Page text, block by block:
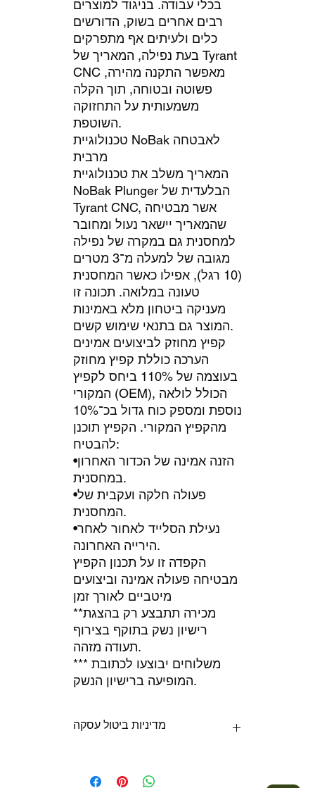
בכלי עבודה. בניגוד למוצרים
רבים אחרים בשוק, הדורשים
כלים ולעיתים אף מתפרקים
בעת נפילה, המאריך של Tyrant
CNC מאפשר התקנה מהירה,
פשוטה ובטוחה, תוך הקלה
משמעותית על התחזוקה
השוטפת.
טכנולוגיית NoBak לאבטחה
מרבית
המאריך משלב את טכנולוגיית
NoBak Plunger הבלעדית של
Tyrant CNC, אשר מבטיחה
שהמאריך יישאר נעול ומחובר
למחסנית גם במקרה של נפילה
מגובה של למעלה מ־3 מטרים
(10 רגל), אפילו כאשר המחסנית
טעונה במלואה. תכונה זו
מעניקה ביטחון מלא באמינות
המוצר גם בתנאי שימוש קשים.
קפיץ מחוזק לביצועים אמינים
הערכה כוללת קפיץ מחוזק
בעוצמה של 110% ביחס לקפיץ
המקורי (OEM), הכולל לולאה
נוספת ומספק כוח גדול בכ־10%
מהקפיץ המקורי. הקפיץ תוכנן
להבטיח:
•הזנה אמינה של הכדור האחרון
במחסנית.
•פעולה חלקה ועקבית של
המחסנית.
•נעילת הסלייד לאחור לאחר
הירייה האחרונה.
הקפדה זו על תכנון הקפיץ
מבטיחה פעולה אמינה וביצועים
מיטביים לאורך זמן
**מכירה תתבצע רק בהצגת
רישיון נשק בתוקף בצירוף
תעודה מזהה.
*** משלוחים יבוצעו לכתובת
המופיעה ברישיון הנשק.
מדיניות ביטול עסקה